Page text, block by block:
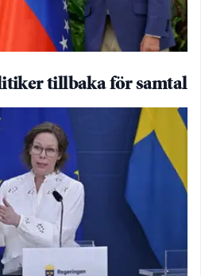
tillbaka för samtal